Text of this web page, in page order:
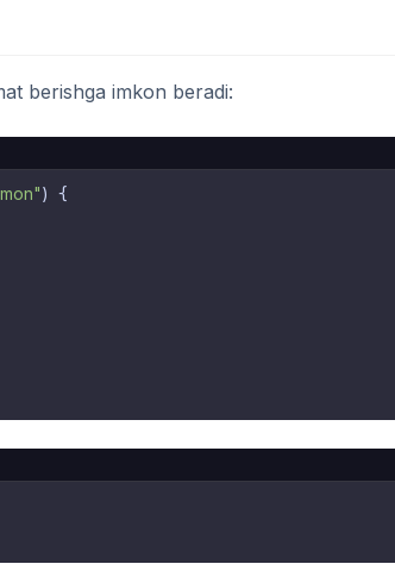
berishga imkon beradi:
) {